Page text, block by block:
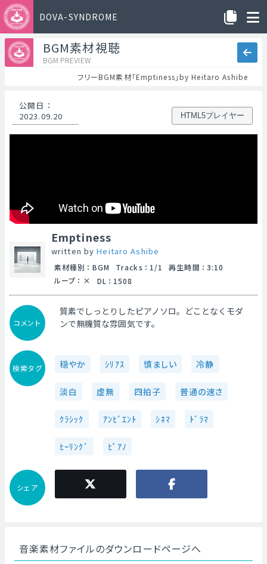
DOVA-SYNDROME
BGM素材視聴
BGM PREVIEW
フリーBGM素材「Emptiness」by Heitaro Ashibe
公開日 ：
2023.09.20
HTML5プレイヤー
Emptiness
written byHeitaro Ashibe
素材種別 ： BGM Tracks ： 1/1 再生時間 ： 3:10
ループ ： DL ： 1508
コメント
質素でしっとりしたピアノソロ。どことなくモダ
ンで無機質な雰囲気です。
検索タグ 穏やか ｼﾘｱｽ 慎ましい 冷静
淡白 虚無 四拍子 普通の速さ
ｸﾗｼｯｸ ｱﾝﾋﾞｴﾝﾄ ｼﾈﾏ ﾄﾞﾗﾏ
ﾋｰﾘﾝｸﾞ ﾋﾟｱﾉ
シェア
音楽素材ファイルのダウンロードページへ